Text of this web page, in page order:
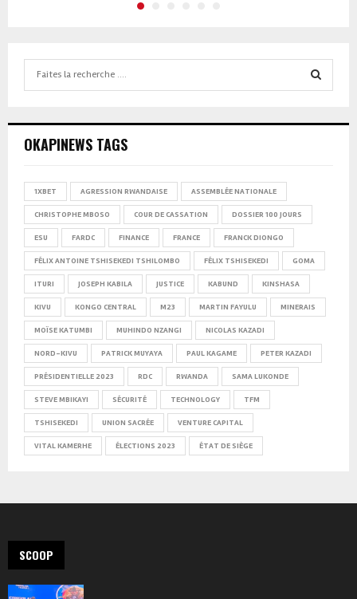
OKAPINEWS TAGS
1XBET AGRESSION RWANDAISE ASSEMBLÉE NATIONALE
CHRISTOPHE MBOSO COUR DE CASSATION DOSSIER 100 JOURS
ESU FARDC FINANCE FRANCE FRANCK DIONGO
FÉLIX ANTOINE TSHISEKEDI TSHILOMBO FÉLIX TSHISEKEDI GOMA
ITURI JOSEPH KABILA JUSTICE KABUND KINSHASA
KIVU KONGO CENTRAL M23 MARTIN FAYULU MINERAIS
MOÏSE KATUMBI MUHINDO NZANGI NICOLAS KAZADI
NORD-KIVU PATRICK MUYAYA PAUL KAGAME PETER KAZADI
PRÉSIDENTIELLE 2023 RDC RWANDA SAMA LUKONDE
STEVE MBIKAYI SÉCURITÉ TECHNOLOGY TFM
TSHISEKEDI UNION SACRÉE VENTURE CAPITAL
VITAL KAMERHE ÉLECTIONS 2023 ÉTAT DE SIÈGE
SCOOP